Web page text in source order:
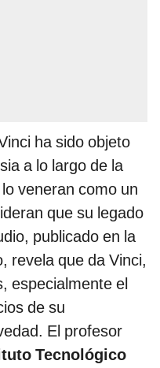
ha sido objeto
a lo largo de la
veneran como un
que su legado
publicado en la
revela que da Vinci,
especialmente el
de su
El profesor
Tecnológico